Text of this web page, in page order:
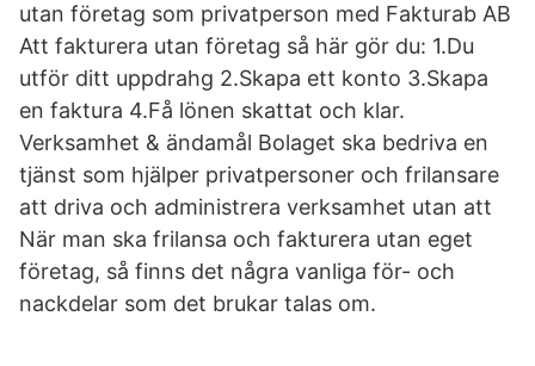
utan företag som privatperson med Fakturab AB
Att fakturera utan företag så här gör du: 1.Du
utför ditt uppdrahg 2.Skapa ett konto 3.Skapa
en faktura 4.Få lönen skattat och klar.
Verksamhet & ändamål Bolaget ska bedriva en
tjänst som hjälper privatpersoner och frilansare
att driva och administrera verksamhet utan att
När man ska frilansa och fakturera utan eget
företag, så finns det några vanliga för- och
nackdelar som det brukar talas om.